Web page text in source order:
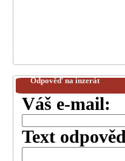
Odpověď na inzerát
Váš e-mail:
Text